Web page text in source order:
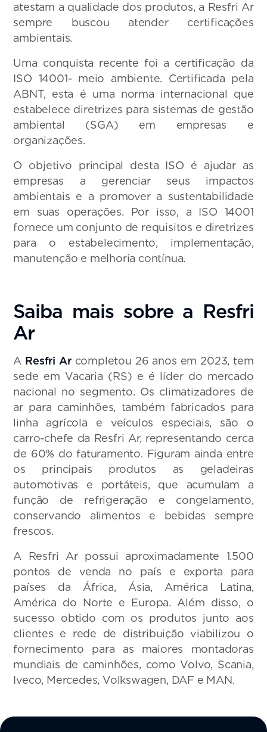
atestam a qualidade dos produtos, a Resfri Ar
sempre buscou atender certificações
ambientais.
Uma conquista recente foi a certificação da
ISO 14001- meio ambiente. Certificada pela
ABNT, esta é uma norma internacional que
estabelece diretrizes para sistemas de gestão
ambiental (SGA) em empresas e
organizações.
O objetivo principal desta ISO é ajudar as
empresas a gerenciar seus impactos
ambientais e a promover a sustentabilidade
em suas operações. Por isso, a ISO 14001
fornece um conjunto de requisitos e diretrizes
para o estabelecimento, implementação,
manutenção e melhoria contínua.
Saiba mais sobre a Resfri
Ar
A Resfri Ar completou 26 anos em 2023, tem
sede em Vacaria (RS) e é líder do mercado
nacional no segmento. Os climatizadores de
ar para caminhões, também fabricados para
linha agrícola e veículos especiais, são o
carro-chefe da Resfri Ar, representando cerca
de 60% do faturamento. Figuram ainda entre
os principais produtos as geladeiras
automotivas e portáteis, que acumulam a
função de refrigeração e congelamento,
conservando alimentos e bebidas sempre
frescos.
A Resfri Ar possui aproximadamente 1.500
pontos de venda no país e exporta para
países da África, Ásia, América Latina,
América do Norte e Europa. Além disso, o
sucesso obtido com os produtos junto aos
clientes e rede de distribuição viabilizou o
fornecimento para as maiores montadoras
mundiais de caminhões, como Volvo, Scania,
Iveco, Mercedes, Volkswagen, DAF e MAN.